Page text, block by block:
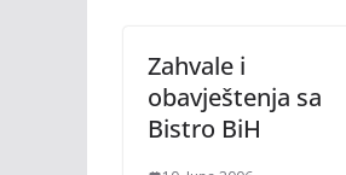
Zahvale i
obavještenja sa
Bistro BiH